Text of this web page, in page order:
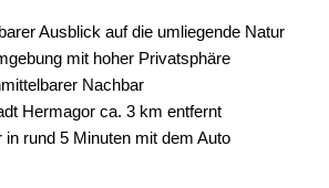
Ausblick auf die umliegende Natur
mit hoher Privatsphäre
Nachbar
Hermagor ca. 3 km entfernt
in rund 5 Minuten mit dem Auto